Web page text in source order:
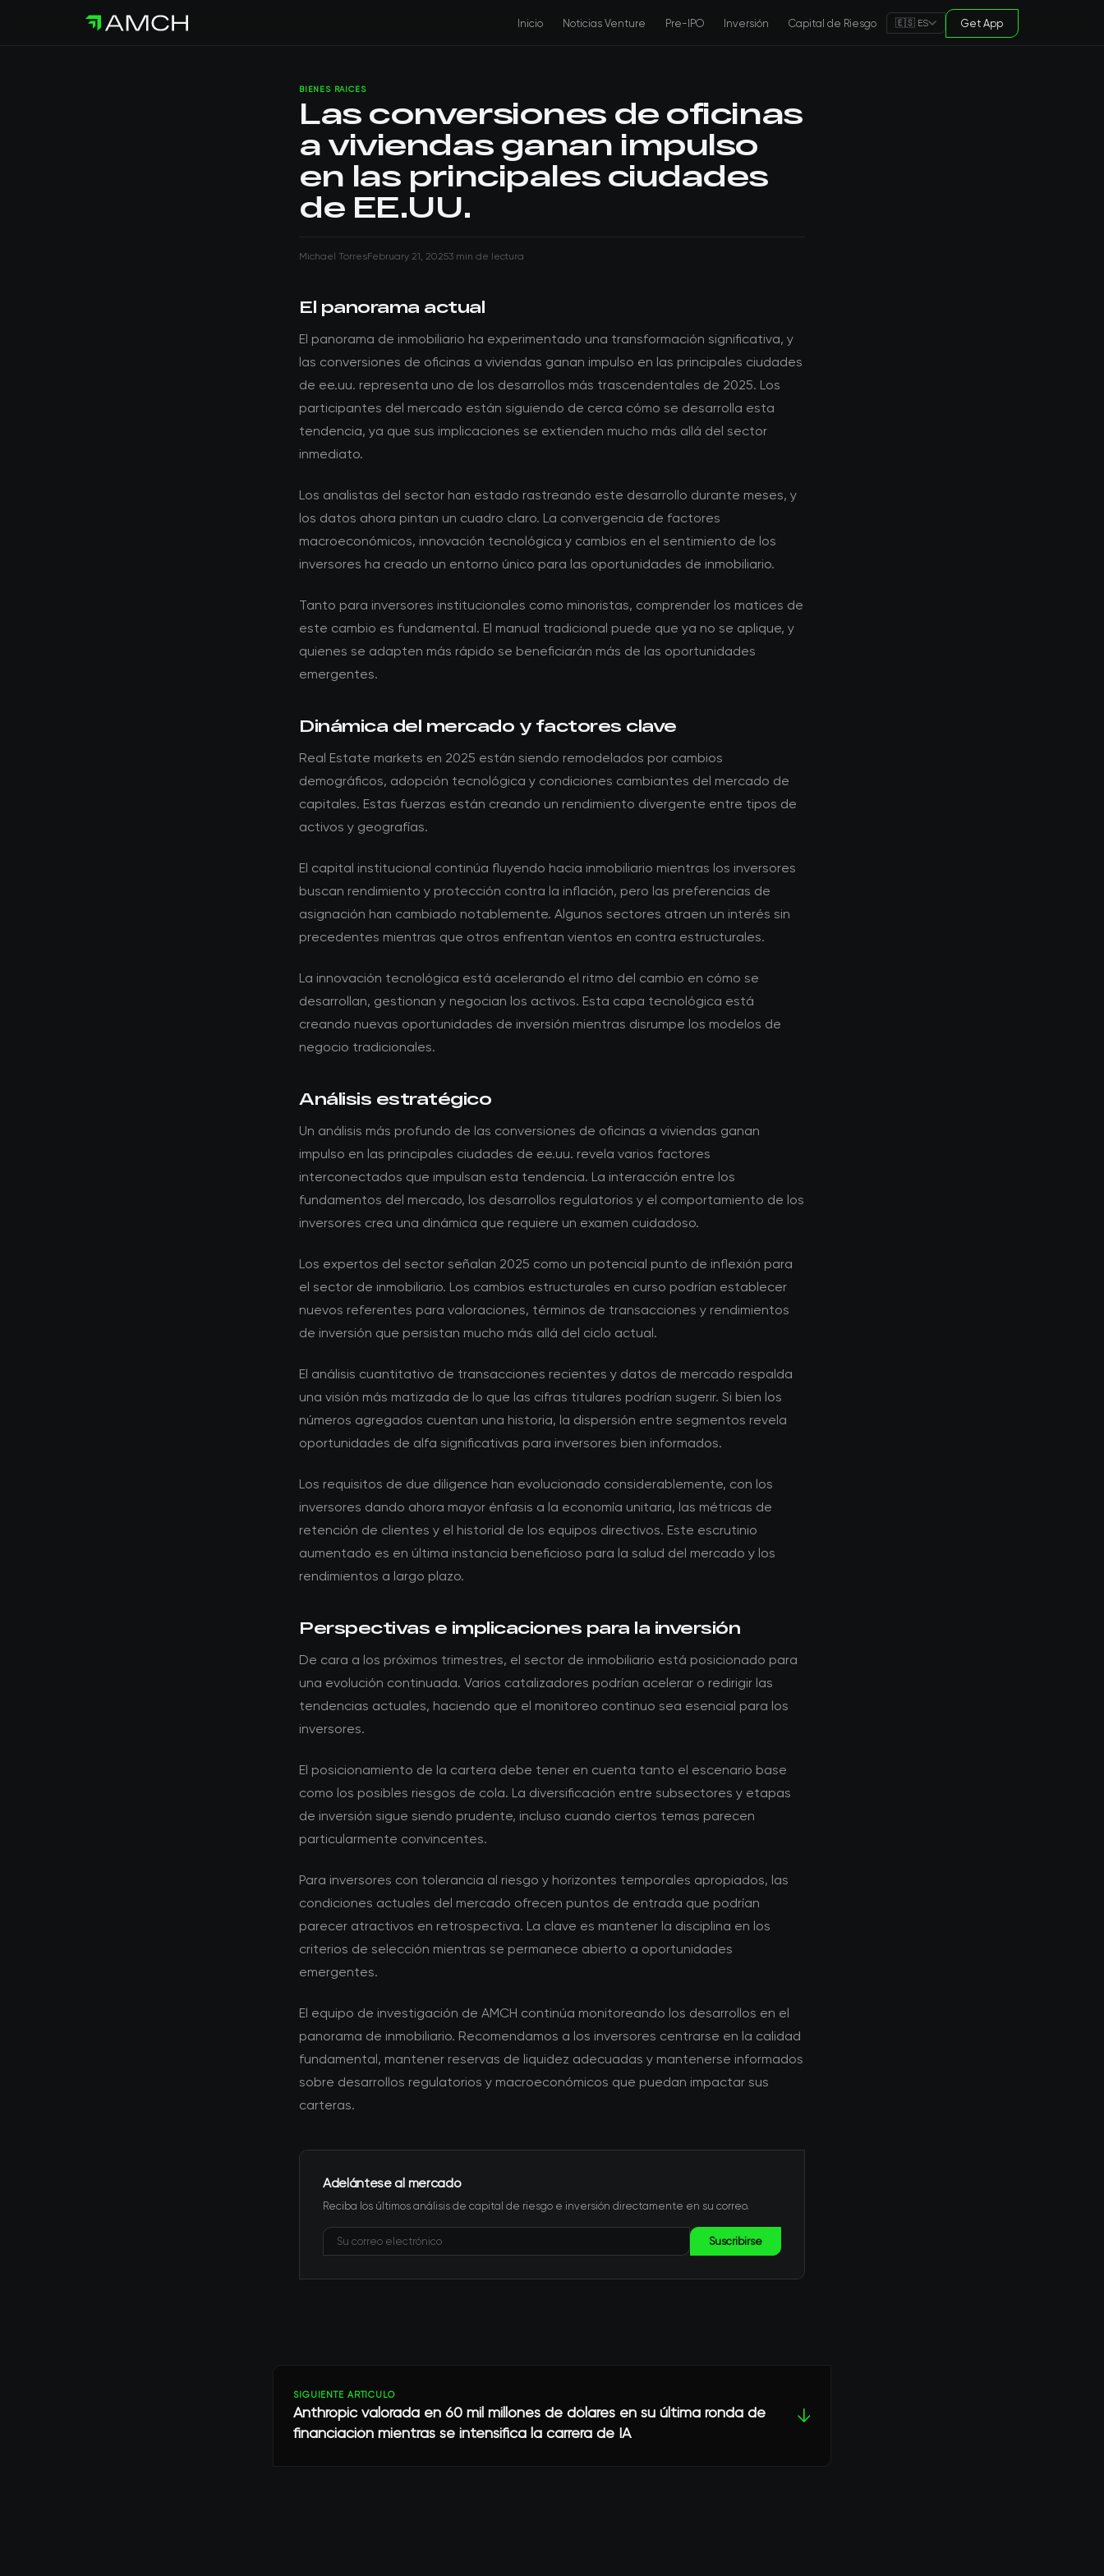
Inicio Noticias Venture Pre-IPO Inversión Capital de Riesgo 🇪🇸 ES Get App
BIENES RAÍCES
Las conversiones de oficinas
a viviendas ganan impulso
en las principales ciudades
de EE.UU.
Michael TorresFebruary 21, 20253 min de lectura
El panorama actual
El panorama de inmobiliario ha experimentado una transformación significativa, y
las conversiones de oficinas a viviendas ganan impulso en las principales ciudades
de ee.uu. representa uno de los desarrollos más trascendentales de 2025. Los
participantes del mercado están siguiendo de cerca cómo se desarrolla esta
tendencia, ya que sus implicaciones se extienden mucho más allá del sector
inmediato.
Los analistas del sector han estado rastreando este desarrollo durante meses, y
los datos ahora pintan un cuadro claro. La convergencia de factores
macroeconómicos, innovación tecnológica y cambios en el sentimiento de los
inversores ha creado un entorno único para las oportunidades de inmobiliario.
Tanto para inversores institucionales como minoristas, comprender los matices de
este cambio es fundamental. El manual tradicional puede que ya no se aplique, y
quienes se adapten más rápido se beneficiarán más de las oportunidades
emergentes.
Dinámica del mercado y factores clave
Real Estate markets en 2025 están siendo remodelados por cambios
demográficos, adopción tecnológica y condiciones cambiantes del mercado de
capitales. Estas fuerzas están creando un rendimiento divergente entre tipos de
activos y geografías.
El capital institucional continúa fluyendo hacia inmobiliario mientras los inversores
buscan rendimiento y protección contra la inflación, pero las preferencias de
asignación han cambiado notablemente. Algunos sectores atraen un interés sin
precedentes mientras que otros enfrentan vientos en contra estructurales.
La innovación tecnológica está acelerando el ritmo del cambio en cómo se
desarrollan, gestionan y negocian los activos. Esta capa tecnológica está
creando nuevas oportunidades de inversión mientras disrumpe los modelos de
negocio tradicionales.
Análisis estratégico
Un análisis más profundo de las conversiones de oficinas a viviendas ganan
impulso en las principales ciudades de ee.uu. revela varios factores
interconectados que impulsan esta tendencia. La interacción entre los
fundamentos del mercado, los desarrollos regulatorios y el comportamiento de los
inversores crea una dinámica que requiere un examen cuidadoso.
Los expertos del sector señalan 2025 como un potencial punto de inflexión para
el sector de inmobiliario. Los cambios estructurales en curso podrían establecer
nuevos referentes para valoraciones, términos de transacciones y rendimientos
de inversión que persistan mucho más allá del ciclo actual.
El análisis cuantitativo de transacciones recientes y datos de mercado respalda
una visión más matizada de lo que las cifras titulares podrían sugerir. Si bien los
números agregados cuentan una historia, la dispersión entre segmentos revela
oportunidades de alfa significativas para inversores bien informados.
Los requisitos de due diligence han evolucionado considerablemente, con los
inversores dando ahora mayor énfasis a la economía unitaria, las métricas de
retención de clientes y el historial de los equipos directivos. Este escrutinio
aumentado es en última instancia beneficioso para la salud del mercado y los
rendimientos a largo plazo.
Perspectivas e implicaciones para la inversión
De cara a los próximos trimestres, el sector de inmobiliario está posicionado para
una evolución continuada. Varios catalizadores podrían acelerar o redirigir las
tendencias actuales, haciendo que el monitoreo continuo sea esencial para los
inversores.
El posicionamiento de la cartera debe tener en cuenta tanto el escenario base
como los posibles riesgos de cola. La diversificación entre subsectores y etapas
de inversión sigue siendo prudente, incluso cuando ciertos temas parecen
particularmente convincentes.
Para inversores con tolerancia al riesgo y horizontes temporales apropiados, las
condiciones actuales del mercado ofrecen puntos de entrada que podrían
parecer atractivos en retrospectiva. La clave es mantener la disciplina en los
criterios de selección mientras se permanece abierto a oportunidades
emergentes.
El equipo de investigación de AMCH continúa monitoreando los desarrollos en el
panorama de inmobiliario. Recomendamos a los inversores centrarse en la calidad
fundamental, mantener reservas de liquidez adecuadas y mantenerse informados
sobre desarrollos regulatorios y macroeconómicos que puedan impactar sus
carteras.
Adelántese al mercado
Reciba los últimos análisis de capital de riesgo e inversión directamente en su correo.
Suscribirse
SIGUIENTE ARTÍCULO
Anthropic valorada en 60 mil millones de dólares en su última ronda de
financiación mientras se intensifica la carrera de IA
↓